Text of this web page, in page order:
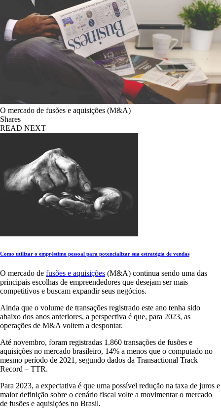
O mercado de fusões e aquisições (M&A)
Shares
READ NEXT
Como utilizar o empréstimo pessoal para potencializar sua estratégia de vendas
O mercado de fusões e aquisições (M&A) continua sendo uma das
principais escolhas de empreendedores que desejam ser mais
competitivos e buscam expandir seus negócios.
Ainda que o volume de transações registrado este ano tenha sido
abaixo dos anos anteriores, a perspectiva é que, para 2023, as
operações de M&A voltem a despontar.
Até novembro, foram registradas 1.860 transações de fusões e
aquisições no mercado brasileiro, 14% a menos que o computado no
mesmo período de 2021, segundo dados da Transactional Track
Record – TTR.
Para 2023, a expectativa é que uma possível redução na taxa de juros e
maior definição sobre o cenário fiscal volte a movimentar o mercado
de fusões e aquisições no Brasil.